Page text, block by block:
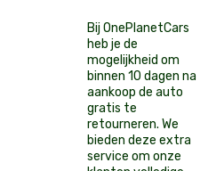
Bij OnePlanetCars
heb je de
mogelijkheid om
binnen 10 dagen na
aankoop de auto
gratis te
retourneren. We
bieden deze extra
service om onze